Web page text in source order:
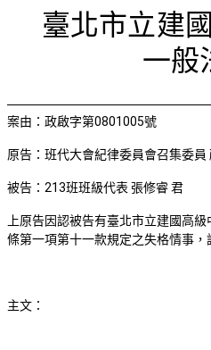
檢視法令 檢視公文 評委文書關於
判
臺北市立建
一般
案由：政啟字第0801005號
原告：班代大會紀律委員會召集委員
被告： 213班班級代表 張修睿 君
上原告因認被告有臺北市立建國高
條第一項第十一款規定之失格情事，
主文：